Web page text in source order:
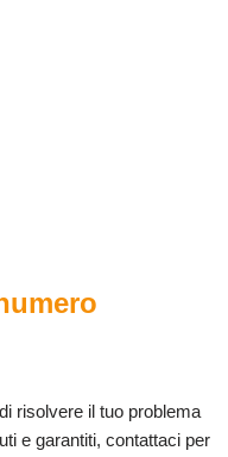
risolvere il tuo problema
e garantiti, contattaci per